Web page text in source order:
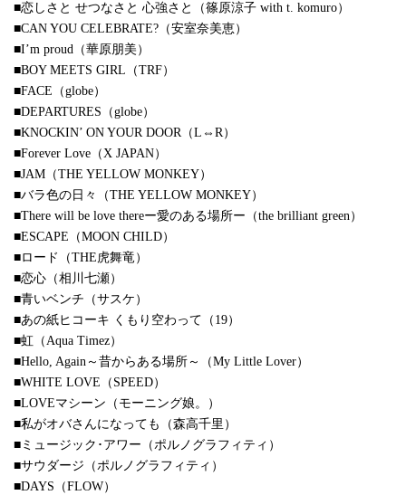
■恋しさと せつなさと 心強さと（篠原涼子 with t. komuro）
■CAN YOU CELEBRATE?（安室奈美恵）
■I’m proud（華原朋美）
■BOY MEETS GIRL（TRF）
■FACE（globe）
■DEPARTURES（globe）
■KNOCKIN’ ON YOUR DOOR（L⇔R）
■Forever Love（X JAPAN）
■JAM（THE YELLOW MONKEY）
■バラ色の日々（THE YELLOW MONKEY）
■There will be love thereー愛のある場所ー（the brilliant green）
■ESCAPE（MOON CHILD）
■ロード（THE虎舞竜）
■恋心（相川七瀬）
■青いベンチ（サスケ）
■あの紙ヒコーキ くもり空わって（19）
■虹（Aqua Timez）
■Hello, Again～昔からある場所～（My Little Lover）
■WHITE LOVE（SPEED）
■LOVEマシーン（モーニング娘。）
■私がオバさんになっても（森高千里）
■ミュージック･アワー（ポルノグラフィティ）
■サウダージ（ポルノグラフィティ）
■DAYS（FLOW）